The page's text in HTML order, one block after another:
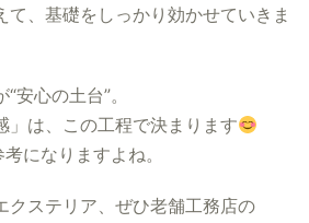
て、基礎をしっかり効かせていきま
安心の土台”。
」は、この工程で決まります
になりますよね。
クステリア、ぜひ老舗工務店の